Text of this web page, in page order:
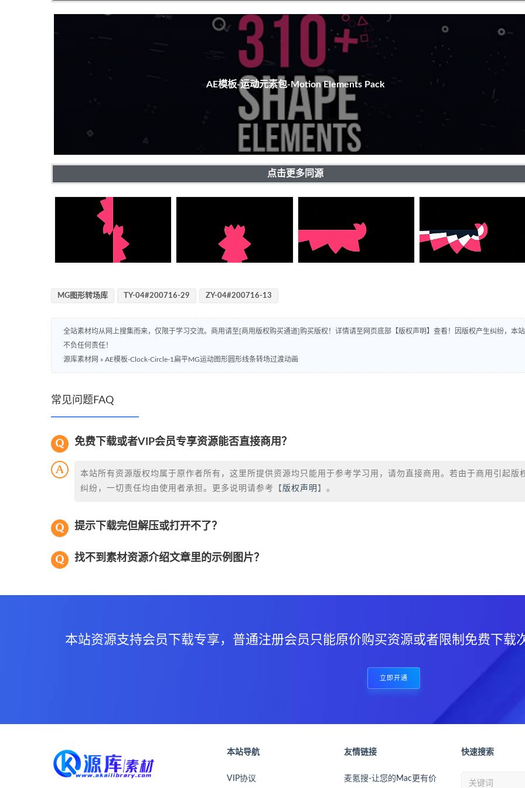
AE模板-运动元素包-Motion Elements Pack
点击更多同源
MG图形转场库 TY-04#200716-29 ZY-04#200716-13
全站素材均从网上搜集而来，仅限于学习交流。商用请至[商用版权购买通道]购买版权！详情请至网页底部【版权声明】查看！因版权产生纠纷，本站
不负任何责任！
源库素材网 » AE模板-Clock-Circle-1扁平MG运动图形圆形线条转场过渡动画
常见问题FAQ
免费下载或者VIP会员专享资源能否直接商用？
本站所有资源版权均属于原作者所有，这里所提供资源均只能用于参考学习用，请勿直接商用。若由于商用引起版
纠纷，一切责任均由使用者承担。更多说明请参考【 版权声明 】。
提示下载完但解压或打开不了？
找不到素材资源介绍文章里的示例图片？
本站资源支持会员下载专享，普通注册会员只能原价购买资源或者限制免费下载
立即开通
本站导航
VIP协议
友情链接
麦氪搜-让您的Mac更有价
快速搜索